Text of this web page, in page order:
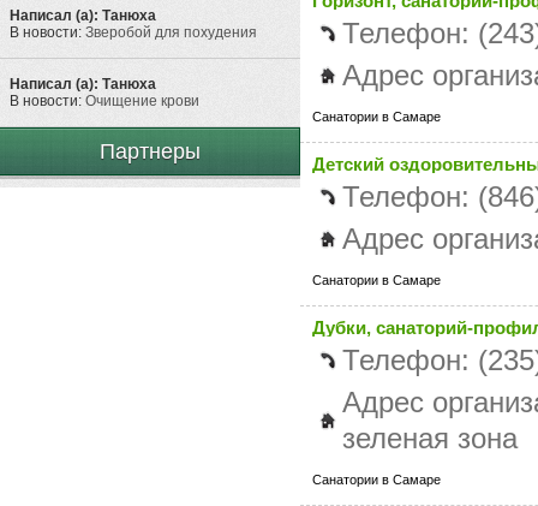
Написал (а): Танюха
В новости: Зверобой для похудения
Написал (а): Танюха
В новости: Очищение крови
Партнеры
Телефон:
Адрес
Санатории в Самаре
Детский
Телефон:
Адрес
Санатории в Самаре
Дубки, санаторий-
Телефон:
Адрес
зеленая зона
Санатории в Самаре